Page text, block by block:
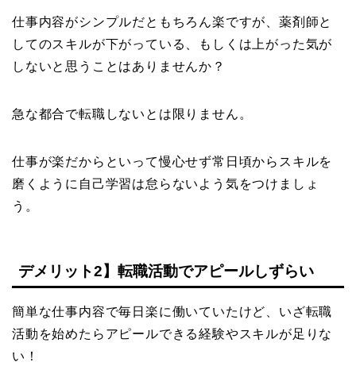
仕事内容がシンプルだともちろん楽ですが、薬剤師と
してのスキルが下がっている、もしくは上がった気が
しないと思うことはありませんか？
急な都合で転職しないとは限りません。
仕事が楽だからといって慢心せず常日頃からスキルを
磨くように自己学習は怠らないよう気をつけましょ
う。
デメリット2】転職活動でアピールしずらい
簡単な仕事内容で毎日楽に働いていたけど、いざ転職
活動を始めたらアピールできる経験やスキルが足りな
い！